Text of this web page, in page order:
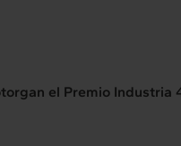
el Premio Industria